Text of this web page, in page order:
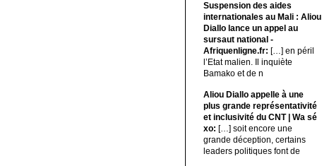
Suspension des aides
internationales au Mali : Aliou
Diallo lance un appel au
sursaut national -
Afriquenligne.fr: […] en péril
l’Etat malien. Il inquiète
Bamako et de n
Aliou Diallo appelle à une
plus grande représentativité
et inclusivité du CNT | Wa sé
xo: […] soit encore une
grande déception, certains
leaders politiques font de